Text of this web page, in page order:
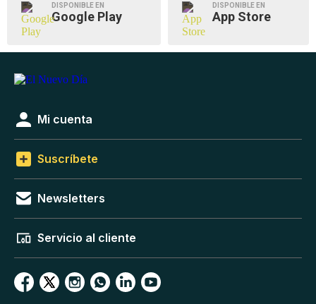
DISPONIBLE EN
Google Play
DISPONIBLE EN
App Store
Mi cuenta
Suscríbete
Newsletters
Servicio al cliente